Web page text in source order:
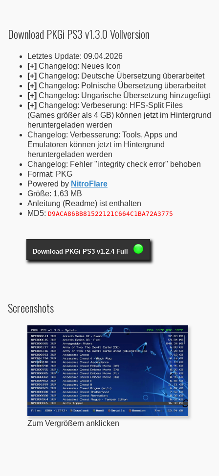
Download PKGi PS3 v1.3.0 Vollversion
Letztes Update: 09.04.2026
[+] Changelog: Neues Icon
[+] Changelog: Deutsche Übersetzung überarbeitet
[+] Changelog: Polnische Übersetzung überarbeitet
[+] Changelog: Ungarische Übersetzung hinzugefügt
[+] Changelog: Verbeserung: HFS-Split Files
(Games größer als 4 GB) können jetzt im Hintergrund
heruntergeladen werden
Changelog: Verbesserung: Tools, Apps und
Emulatoren können jetzt im Hintergrund
heruntergeladen werden
Changelog: Fehler "integrity check error" behoben
Format: PKG
Powered by NitroFlare
Größe: 1,63 MB
Anleitung (Readme) ist enthalten
MD5: D9ACA86BB81522121C664C1BA72A3775
Download PKGi PS3 v1.2.4 Full
Screenshots
Zum Vergrößern anklicken